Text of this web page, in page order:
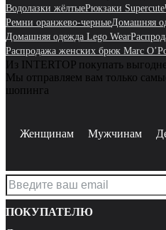
Водолазки жёлтыеРюкзаки Supercute
Ремни оранжево-черныеДомашняя
Домашняя одежда Lego Wear
Распродажа женских брюк Marc
Из INTERTOP покупать
Мы отправляем вам только
шопинга
Женщинам Мужчинам
ПОКУПАТЕЛЮ